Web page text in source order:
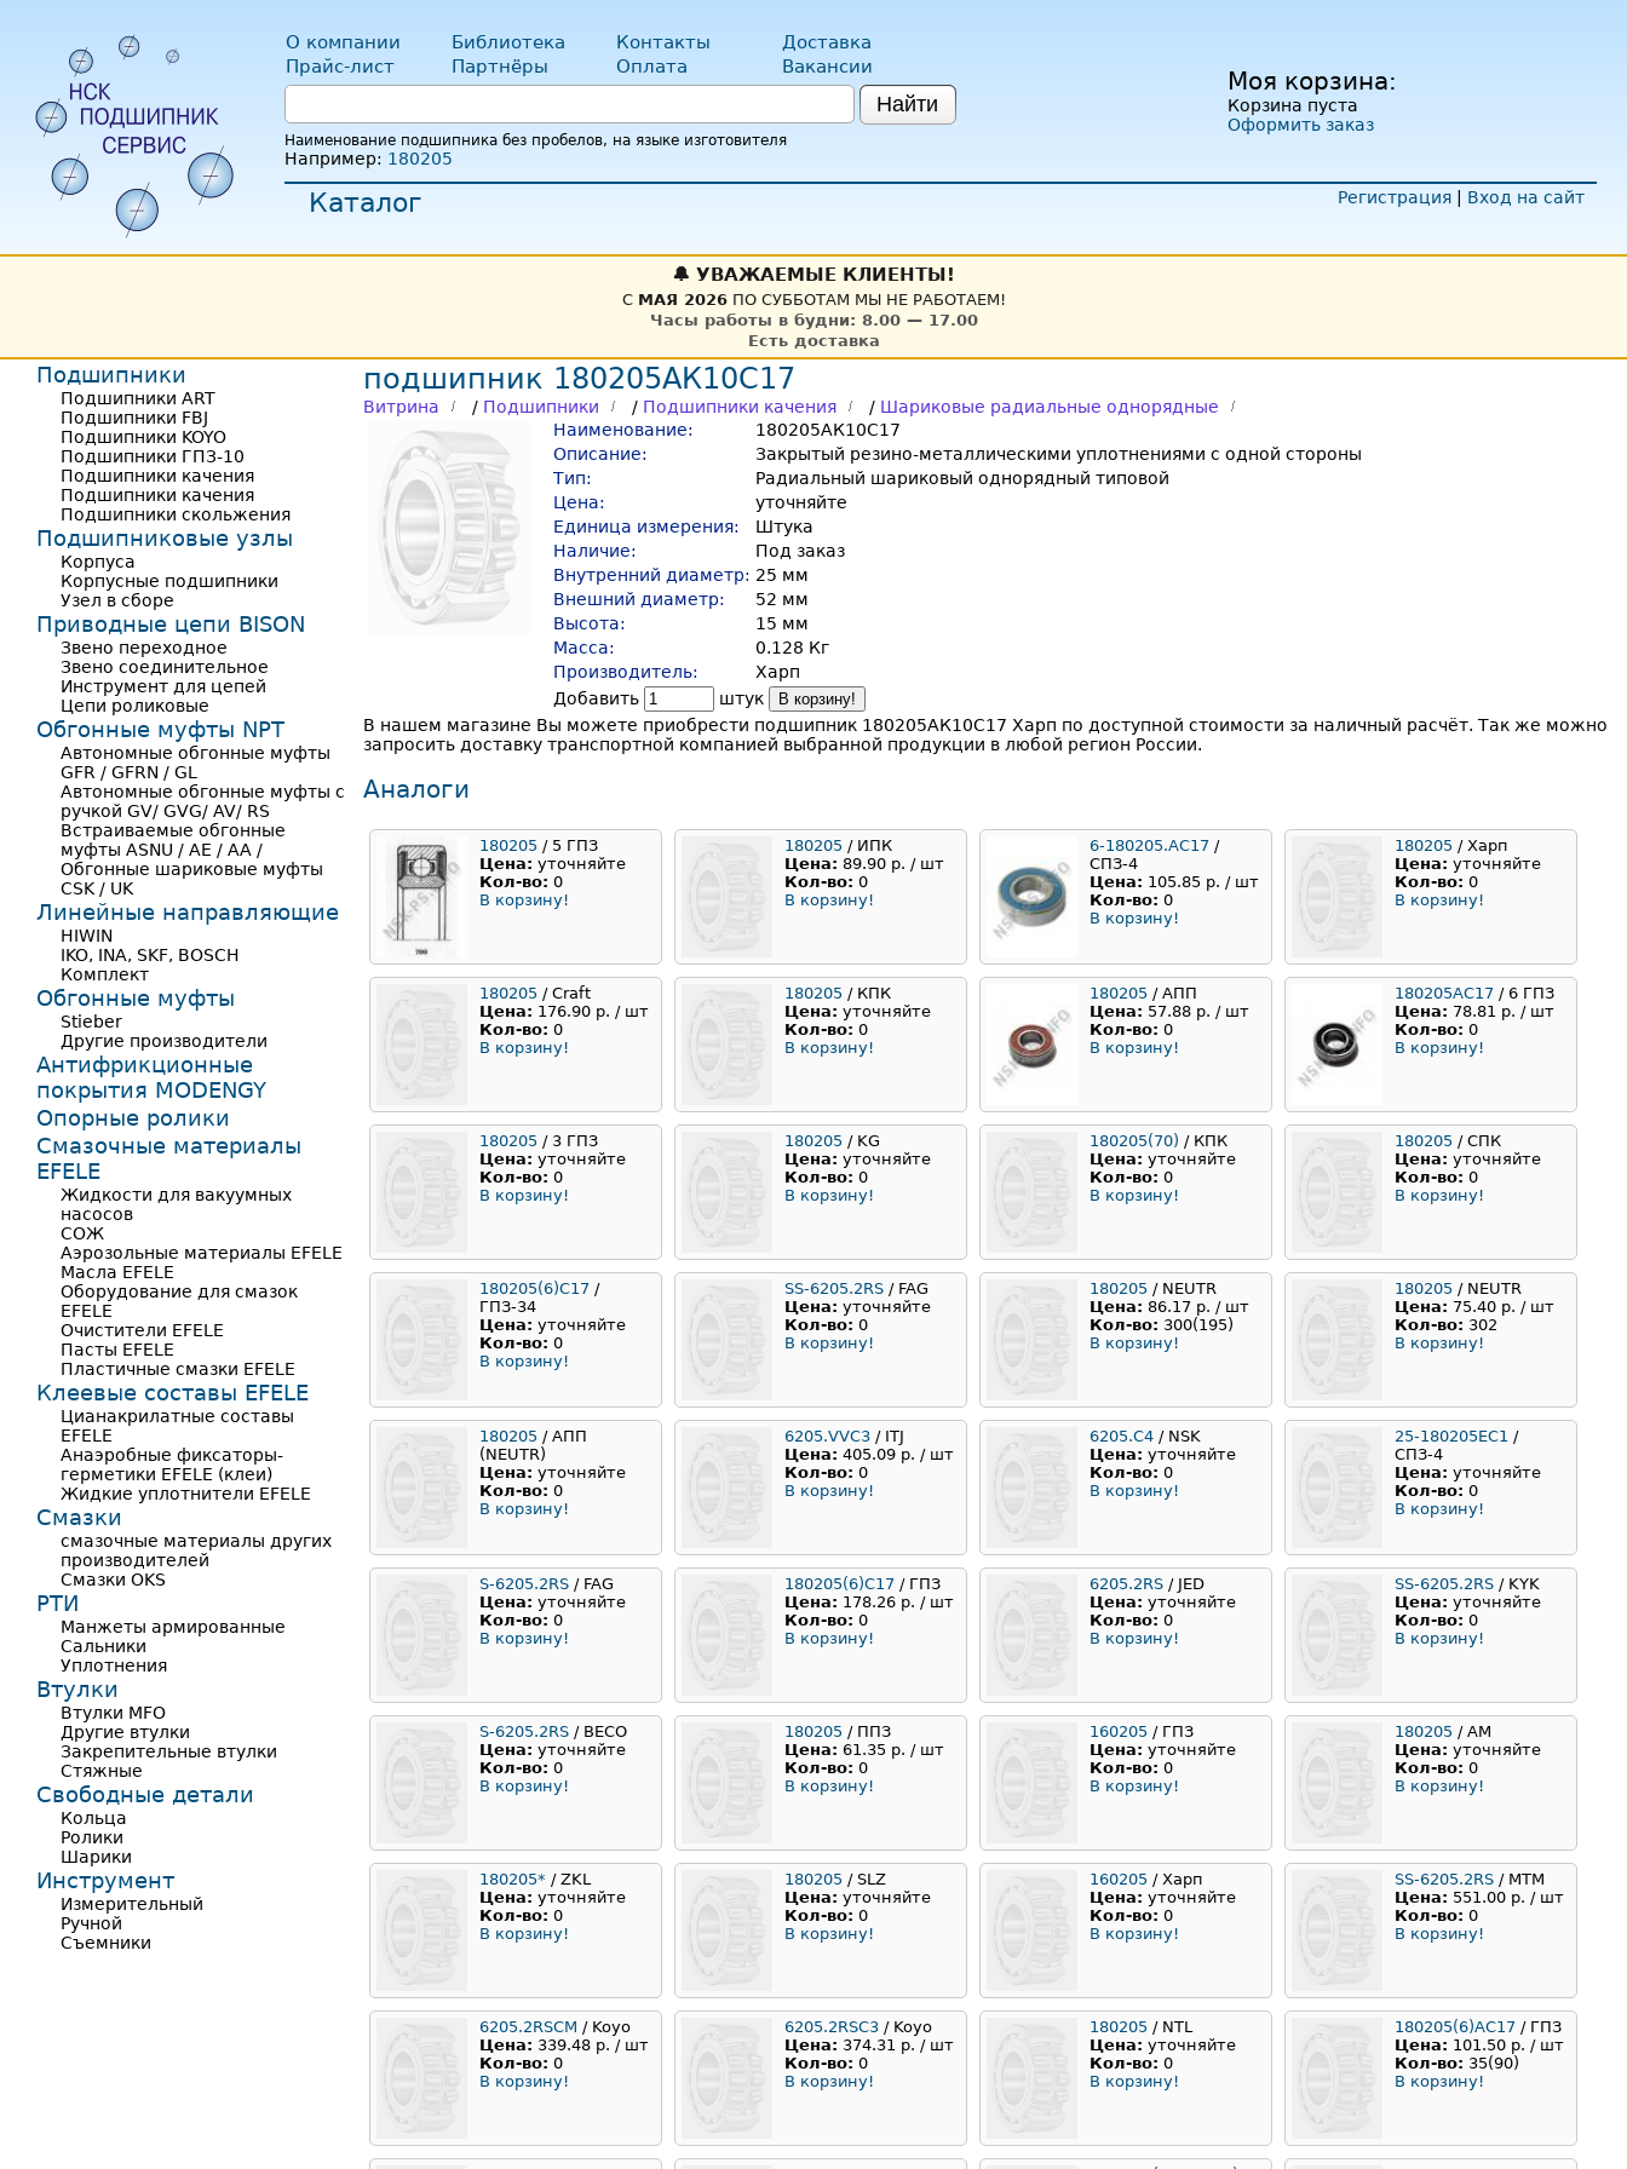
Моя корзина:
Корзина пуста
Оформить заказ
О компании Библиотека Контакты
Доставка
Прайс-лист
Партнёры Оплата Вакансии
Найти
Наименование подшипника без пробелов, на языке изготовителя
Например: 180205
Регистрация
Вход на сайт
Каталог
🔔 УВАЖАЕМЫЕ КЛИЕНТЫ!
С МАЯ 2026ПО СУББОТАМ МЫ НЕ РАБОТАЕМ!
Часы работы в будни: 8.00 — 17.00
Есть доставка
подшипник 180205АК10С17
Витрина / Подшипники / Подшипники качения / Шариковые радиальные однорядные
Наименование:
180205АК10С17
Описание:
Закрытый резино-металлическими уплотнениями с одной стороны
Тип:
Радиальный шариковый однорядный типовой
Цена:
уточняйте
Единица измерения:
Штука
Наличие:
Под заказ
Внутренний диаметр: 25 мм
Внешний диаметр:
52 мм
Высота:
15 мм
Масса:
0.128 Кг
Производитель:
Харп
Добавить
штук В корзину!
В нашем магазине Вы можете приобрести подшипник 180205АК10С17 Харп по доступной стоимости за наличный расчёт. Так же можно
запросить доставку транспортной компанией выбранной продукции в любой регион России.
Аналоги
180205 / 5 ГПЗ
Цена: уточняйте
Кол-во: 0
В корзину!
180205 / ИПК
Цена: 89.90 р. / шт
Кол-во: 0
В корзину!
6-180205.АС17 /
СПЗ-4
Цена: 105.85 р. / шт
Кол-во: 0
В корзину!
180205 / Харп
Цена: уточняйте
Кол-во: 0
В корзину!
180205 / Craft
Цена: 176.90 р. / шт
Кол-во: 0
В корзину!
180205 / КПК
Цена: уточняйте
Кол-во: 0
В корзину!
180205 / АПП
Цена: 57.88 р. / шт
Кол-во: 0
В корзину!
180205АС17 / 6 ГПЗ
Цена: 78.81 р. / шт
Кол-во: 0
В корзину!
180205 / 3 ГПЗ
Цена: уточняйте
Кол-во: 0
В корзину!
180205 / KG
Цена: уточняйте
Кол-во: 0
В корзину!
180205(70) / КПК
Цена: уточняйте
Кол-во: 0
В корзину!
180205 / СПК
Цена: уточняйте
Кол-во: 0
В корзину!
180205(6)С17 /
ГПЗ-34
Цена: уточняйте
Кол-во: 0
В корзину!
SS-6205.2RS / FAG
Цена: уточняйте
Кол-во: 0
В корзину!
180205 / NEUTR
Цена: 86.17 р. / шт
Кол-во: 300(195)
В корзину!
180205 / NEUTR
Цена: 75.40 р. / шт
Кол-во: 302
В корзину!
180205 / АПП
(NEUTR)
Цена: уточняйте
Кол-во: 0
В корзину!
6205.VVC3 / ITJ
Цена: 405.09 р. / шт
Кол-во: 0
В корзину!
6205.C4 / NSK
Цена: уточняйте
Кол-во: 0
В корзину!
25-180205ЕС1 /
СПЗ-4
Цена: уточняйте
Кол-во: 0
В корзину!
S-6205.2RS / FAG
Цена: уточняйте
Кол-во: 0
В корзину!
180205(6)С17 / ГПЗ
Цена: 178.26 р. / шт
Кол-во: 0
В корзину!
6205.2RS / JED
Цена: уточняйте
Кол-во: 0
В корзину!
SS-6205.2RS / KYK
Цена: уточняйте
Кол-во: 0
В корзину!
S-6205.2RS / BECO
Цена: уточняйте
Кол-во: 0
В корзину!
180205 / ППЗ
Цена: 61.35 р. / шт
Кол-во: 0
В корзину!
160205 / ГПЗ
Цена: уточняйте
Кол-во: 0
В корзину!
180205 / АМ
Цена: уточняйте
Кол-во: 0
В корзину!
180205* / ZKL
Цена: уточняйте
Кол-во: 0
В корзину!
180205 / SLZ
Цена: уточняйте
Кол-во: 0
В корзину!
160205 / Харп
Цена: уточняйте
Кол-во: 0
В корзину!
SS-6205.2RS / MTM
Цена: 551.00 р. / шт
Кол-во: 0
В корзину!
6205.2RSCM / Koyo
Цена: 339.48 р. / шт
Кол-во: 0
В корзину!
6205.2RSC3 / Koyo
Цена: 374.31 р. / шт
Кол-во: 0
В корзину!
180205 / NTL
Цена: уточняйте
Кол-во: 0
В корзину!
180205(6)АС17 / ГПЗ
Цена: 101.50 р. / шт
Кол-во: 35(90)
В корзину!
Подшипники
Подшипники ART
Подшипники FBJ
Подшипники KOYO
Подшипники ГПЗ-10
Подшипники качения
Подшипники качения
Подшипники скольжения
Подшипниковые узлы
Корпуса
Корпусные подшипники
Узел в сборе
Приводные цепи BISON
Звено переходное
Звено соединительное
Инструмент для цепей
Цепи роликовые
Обгонные муфты NPT
Автономные обгонные муфты
GFR / GFRN / GL
Автономные обгонные муфты с
ручкой GV/ GVG/ AV/ RS
Встраиваемые обгонные
муфты ASNU / AE / AA /
Обгонные шариковые муфты
CSK / UK
Линейные направляющие
HIWIN
IKO, INA, SKF, BOSCH
Комплект
Обгонные муфты
Stieber
Другие производители
Антифрикционные
покрытия MODENGY
Опорные ролики
Смазочные материалы
EFELE
Жидкости для вакуумных
насосов
СОЖ
Аэрозольные материалы EFELE
Масла EFELE
Оборудование для смазок
EFELE
Очистители EFELE
Пасты EFELE
Пластичные смазки EFELE
Клеевые составы EFELE
Цианакрилатные составы
EFELE
Анаэробные фиксаторы-
герметики EFELE (клеи)
Жидкие уплотнители EFELE
Смазки
смазочные материалы других
производителей
Смазки OKS
РТИ
Манжеты армированные
Сальники
Уплотнения
Втулки
Втулки MFO
Другие втулки
Закрепительные втулки
Стяжные
Свободные детали
Кольца
Ролики
Шарики
Инструмент
Измерительный
Ручной
Съемники